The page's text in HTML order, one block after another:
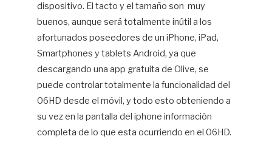
dispositivo. El tacto y el tamaño son muy
buenos, aunque será totalmente inútil a los
afortunados poseedores de un iPhone, iPad,
Smartphones y tablets Android, ya que
descargando una app gratuita de Olive, se
puede controlar totalmente la funcionalidad del
06HD desde el móvil, y todo esto obteniendo a
su vez en la pantalla del iphone información
completa de lo que esta ocurriendo en el 06HD.